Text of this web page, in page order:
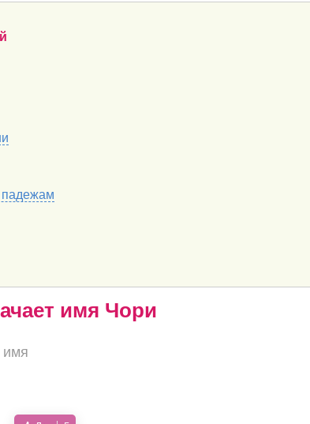
имя Чори
имя